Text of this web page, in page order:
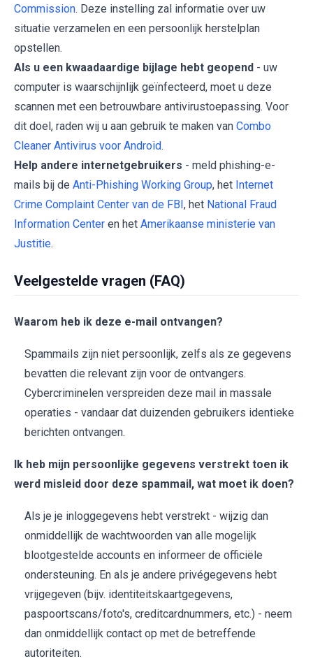
Commission. Deze instelling zal informatie over uw
situatie verzamelen en een persoonlijk herstelplan
opstellen.
Als u een kwaadaardige bijlage hebt geopend - uw
computer is waarschijnlijk geïnfecteerd, moet u deze
scannen met een betrouwbare antivirustoepassing. Voor
dit doel, raden wij u aan gebruik te maken van Combo
Cleaner Antivirus voor Android.
Help andere internetgebruikers - meld phishing-e-
mails bij de Anti-Phishing Working Group, het Internet
Crime Complaint Center van de FBI , het National Fraud
Information Center en het Amerikaanse ministerie van
Justitie.
Veelgestelde vragen (FAQ)
Waarom heb ik deze e-mail ontvangen?
Spammails zijn niet persoonlijk, zelfs als ze gegevens
bevatten die relevant zijn voor de ontvangers.
Cybercriminelen verspreiden deze mail in massale
operaties - vandaar dat duizenden gebruikers identieke
berichten ontvangen.
Ik heb mijn persoonlijke gegevens verstrekt toen ik
werd misleid door deze spammail, wat moet ik doen?
Als je je inloggegevens hebt verstrekt - wijzig dan
onmiddellijk de wachtwoorden van alle mogelijk
blootgestelde accounts en informeer de officiële
ondersteuning. En als je andere privégegevens hebt
vrijgegeven (bijv. identiteitskaartgegevens,
paspoortscans/foto's, creditcardnummers, etc.) - neem
dan onmiddellijk contact op met de betreffende
autoriteiten.